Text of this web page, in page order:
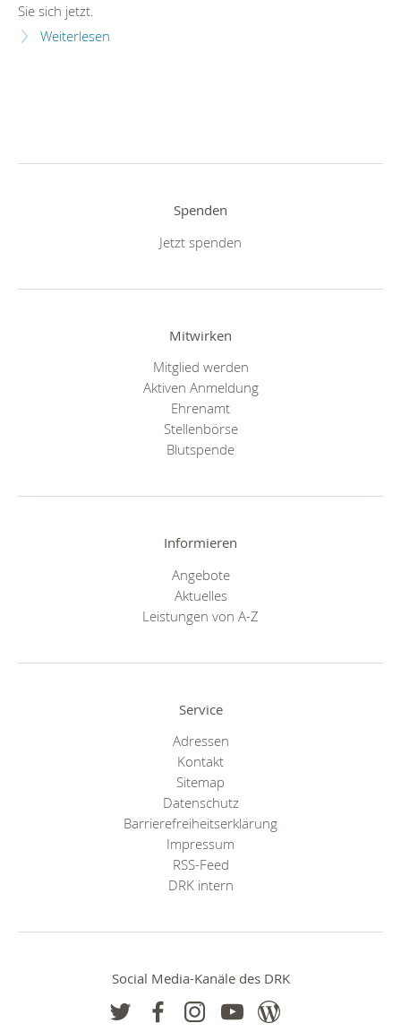
Sie sich jetzt.
Weiterlesen
Spenden
Jetzt spenden
Mitwirken
Mitglied werden
Aktiven Anmeldung
Ehrenamt
Stellenbörse
Blutspende
Informieren
Angebote
Aktuelles
Leistungen von A-Z
Service
Adressen
Kontakt
Sitemap
Datenschutz
Barrierefreiheitserklärung
Impressum
RSS-Feed
DRK intern
Social Media-Kanäle des DRK